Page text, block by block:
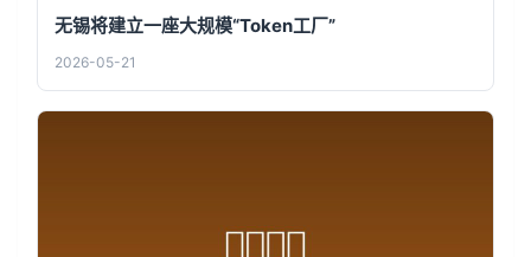
无锡将建立一座大规模“Token工厂”
2026-05-21